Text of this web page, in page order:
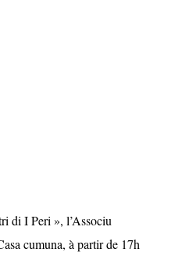
di I Peri », l’Associu
cumuna, à partir de 17h